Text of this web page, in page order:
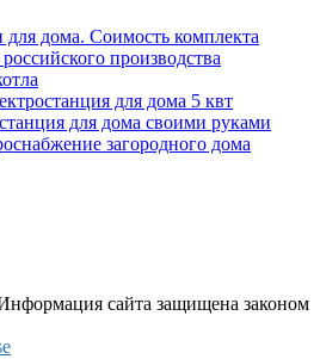
дома. Соимость комплекта
производства
для дома 5 квт
для дома своими руками
загородного дома
сайта защищена законом